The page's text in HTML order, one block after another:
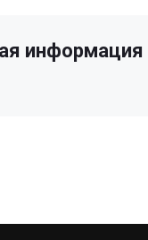
информация